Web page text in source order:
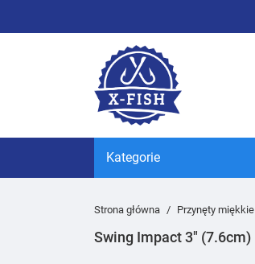
Kategorie
Strona główna Przynęty miękkie
Swing Impact 3" (7.6cm)